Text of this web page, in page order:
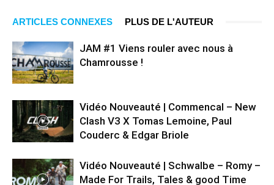
ARTICLES CONNEXES PLUS DE L'AUTEUR
JAM #1 Viens rouler avec nous à
Chamrousse !
Vidéo Nouveauté | Commencal – New
Clash V3 X Tomas Lemoine, Paul
Couderc & Edgar Briole
Vidéo Nouveauté | Schwalbe – Romy –
Made For Trails, Tales & good Time